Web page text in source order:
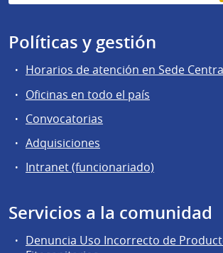
Políticas y gestión
Horarios de atención en Sede
Oficinas en todo el país
Convocatorias
Adquisiciones
Intranet (funcionariado)
Servicios a la comunidad
Denuncia Uso Incorrecto de